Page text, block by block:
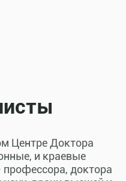
Центре Доктора
и краевые
доктора